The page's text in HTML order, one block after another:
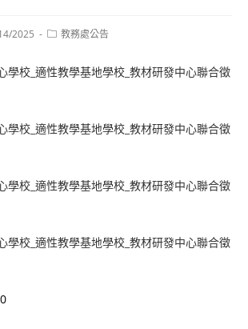
2025
Post教務處公告
學校_適性教學基地學校_教材研發中心聯合徵
學校_適性教學基地學校_教材研發中心聯合徵
學校_適性教學基地學校_教材研發中心聯合徵
學校_適性教學基地學校_教材研發中心聯合徵